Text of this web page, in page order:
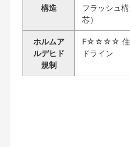
構造
フラッシュ
芯）
ホルムア
ルデヒド
規制
F☆☆☆☆ 住
ドライン